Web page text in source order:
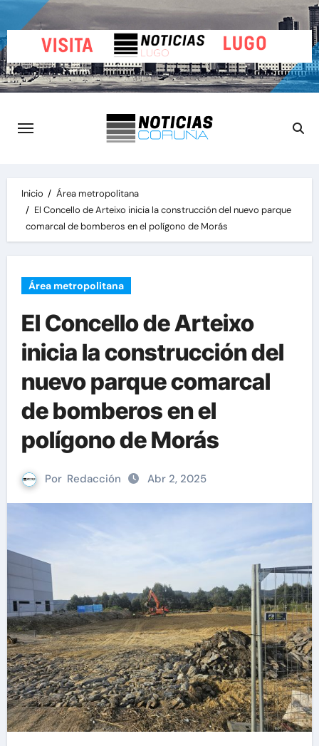
al
contenido
Inicio
Área metropolitana
El Concello de Arteixo inicia la construcción del nuevo parque
comarcal de bomberos en el polígono de Morás
Área metropolitana
El Concello de Arteixo
inicia la construcción del
nuevo parque comarcal
de bomberos en el
polígono de Morás
Por Redacción Abr 2, 2025